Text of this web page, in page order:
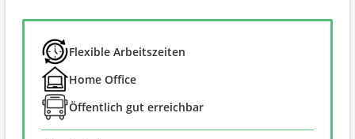
Flexible Arbeitszeiten
Home Office
Öffentlich gut erreichbar